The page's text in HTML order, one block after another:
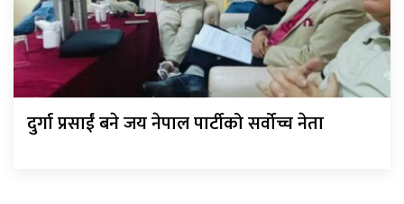
दुर्गा प्रसाईं बने जय नेपाल पार्टीको सर्वोच्च नेता